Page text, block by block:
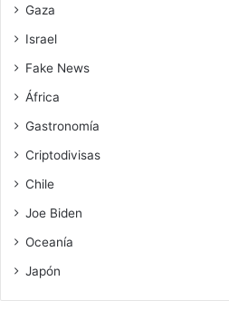
Gaza
Israel
Fake News
África
Gastronomía
Criptodivisas
Chile
Joe Biden
Oceanía
Japón